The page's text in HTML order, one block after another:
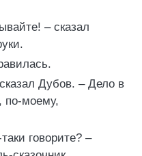
– сказал
Дубов. – Дело в
по-моему,
говорите? –